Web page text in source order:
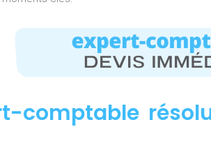
comptable